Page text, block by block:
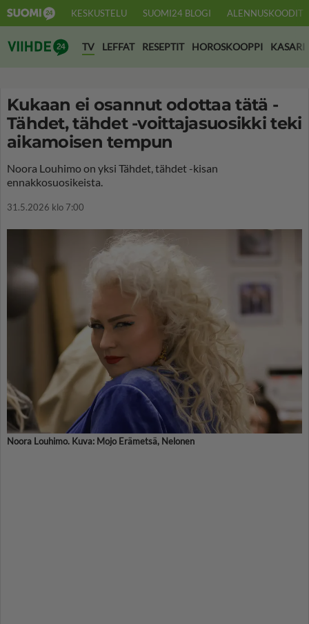
KESKUSTELU SUOMI24 BLOGI ALENNUSKOODIT
Suomi24 Viihde
TV LEFFAT RESEPTIT HOROSKOOPPI KASARI
Kukaan ei osannut odottaa tätä -
Tähdet, tähdet -voittajasuosikki teki
aikamoisen tempun
Noora Louhimo on yksi Tähdet, tähdet -kisan
ennakkosuosikeista.
31.5.2026 klo 7:00
Noora Louhimo. Kuva: Mojo Erämetsä, Nelonen